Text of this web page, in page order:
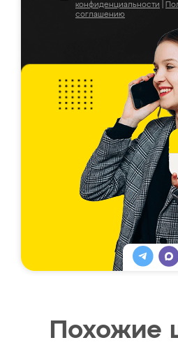
конфиденциальности
соглашению
Похожие